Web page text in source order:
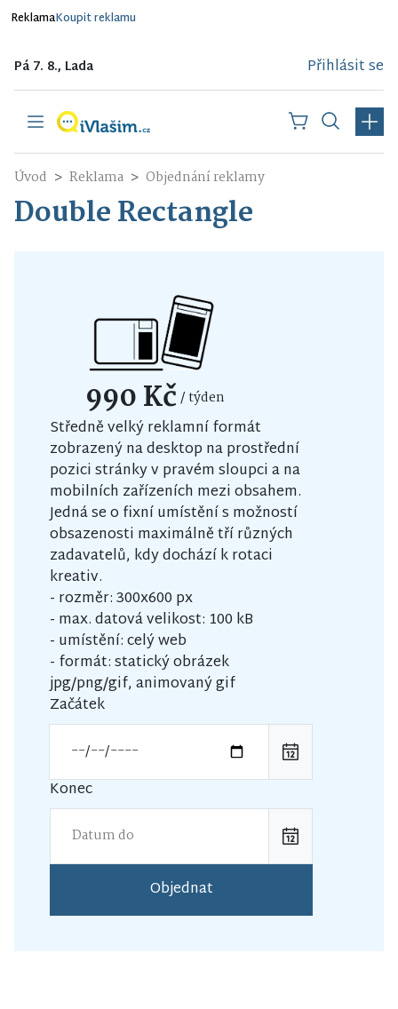
ReklamaKoupit reklamu
Pá 7. 8., Lada Přihlásit se
Úvod Reklama Objednání reklamy
Double Rectangle
990 Kč / týden
Středně velký reklamní formát
zobrazený na desktop na prostřední
pozici stránky v pravém sloupci a na
mobilních zařízeních mezi obsahem.
Jedná se o fixní umístění s možností
obsazenosti maximálně tří různých
zadavatelů, kdy dochází k rotaci
kreativ.
- rozměr: 300x600 px
- max. datová velikost: 100 kB
- umístění: celý web
- formát: statický obrázek
jpg/png/gif, animovaný gif
Začátek
Konec
Objednat